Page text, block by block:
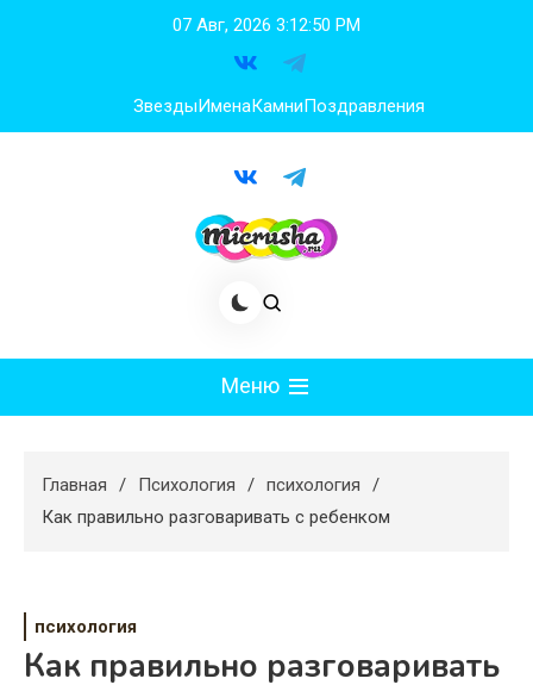
07 Авг, 2026 3:12:51 PM
ЗвездыИменаКамниПоздравления
Меню
Худеем
Главная Психология
психология
Как правильно разговаривать с ребенком
психология
Как правильно разговаривать